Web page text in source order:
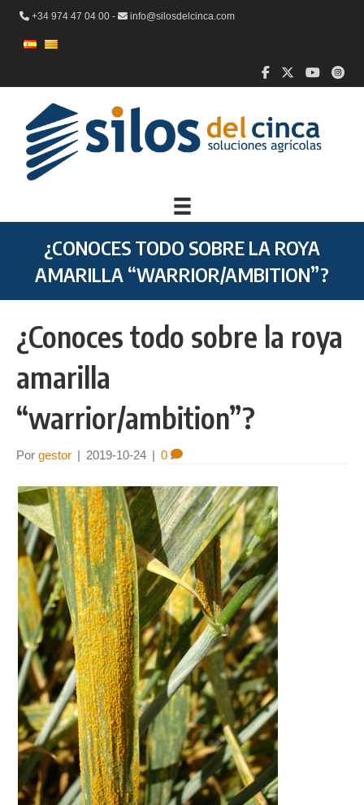
+34 974 47 04 00 - info@silosdelcinca.com
¿CONOCES TODO SOBRE LA ROYA
AMARILLA “WARRIOR/AMBITION”?
¿Conoces todo sobre la roya
amarilla
“warrior/ambition”?
Por gestor 2019-10-24 0